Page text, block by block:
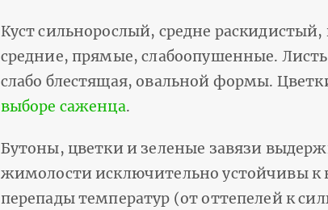
Куст сильнорослый, средне
средние, прямые, слабоопушенные.
слабо блестящая, овальной формы.
выборе саженца.
Бутоны, цветки и зеленые завязи
жимолости исключительно устойчивы к
перепады температур (от оттепелей к